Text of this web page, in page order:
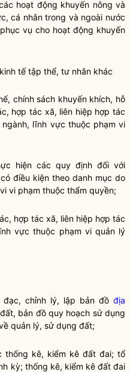
hoạt động khuyến nông và
cá nhân trong và ngoài nước
vụ cho hoạt động khuyến
tế tập thể, tư nhân khác
chính sách khuyến khích, hỗ
hợp tác xã, liên hiệp hợp tác
lĩnh vực thuộc phạm vi
hiện các quy định đối với
điều kiện theo danh mục do
vi phạm thuộc thẩm quyền;
hợp tác xã, liên hiệp hợp tác
vực thuộc phạm vi quản lý
chỉnh lý, lập bản đồ địa
bản đồ quy hoạch sử dụng
quản lý, sử dụng đất;
thống kê, kiểm kê đất đai; tổ
kỳ; thống kê, kiểm kê đất đai